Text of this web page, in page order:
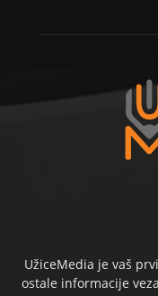
UžiceMedia je vaš
ostale informacije